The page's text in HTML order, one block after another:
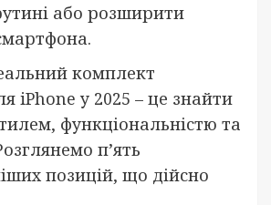
або розширити
комплект
iPhone у 2025 – це знайти
функціональністю та
п’ять
позицій, що дійсно